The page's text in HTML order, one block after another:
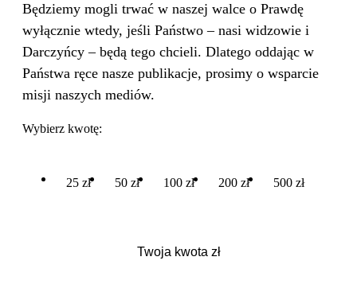
Będziemy mogli trwać w naszej walce o Prawdę
wyłącznie wtedy, jeśli Państwo – nasi widzowie i
Darczyńcy – będą tego chcieli. Dlatego oddając w
Państwa ręce nasze publikacje, prosimy o wsparcie
misji naszych mediów.
Wybierz kwotę:
25 zł 50 zł 100 zł 200 zł 500 zł